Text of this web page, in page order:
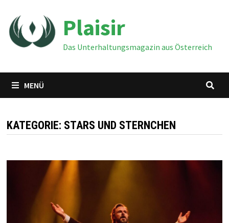
Inhalt
springen
Plaisir
Das Unterhaltungsmagazin aus Österreich
MENÜ
KATEGORIE: STARS UND STERNCHEN